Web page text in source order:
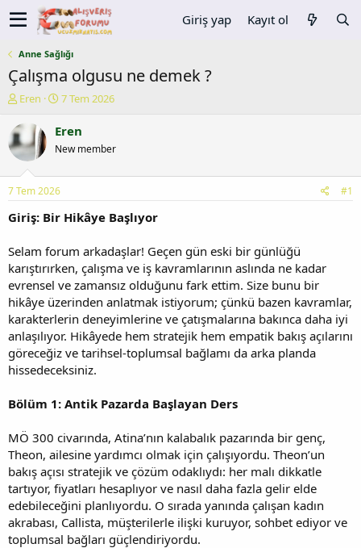
Giriş yap Kayıt ol
Anne Sağlığı
Çalışma olgusu ne demek ?
K
n
u
y
b
a
ş
t
a
n
Eren
B
ş
a
ç
r
i
h
i
7 Tem 2026
Eren
New member
7 Tem 2026 #1
Giriş: Bir Hikâye Başlıyor
Selam forum arkadaşlar! Geçen gün eski bir günlüğü
karıştırırken, çalışma ve iş kavramlarının aslında ne kadar
evrensel ve zamansız olduğunu fark ettim. Size bunu bir
hikâye üzerinden anlatmak istiyorum; çünkü bazen kavramlar,
karakterlerin deneyimlerine ve çatışmalarına bakınca daha iyi
anlaşılıyor. Hikâyede hem stratejik hem empatik bakış açılarını
göreceğiz ve tarihsel-toplumsal bağlamı da arka planda
hissedeceksiniz.
Bölüm 1: Antik Pazarda Başlayan Ders
MÖ 300 civarında, Atina’nın kalabalık pazarında bir genç,
Theon, ailesine yardımcı olmak için çalışıyordu. Theon’un
bakış açısı stratejik ve çözüm odaklıydı: her malı dikkatle
tartıyor, fiyatları hesaplıyor ve nasıl daha fazla gelir elde
edebileceğini planlıyordu. O sırada yanında çalışan kadın
akrabası, Callista, müşterilerle ilişki kuruyor, sohbet ediyor ve
toplumsal bağları güçlendiriyordu.